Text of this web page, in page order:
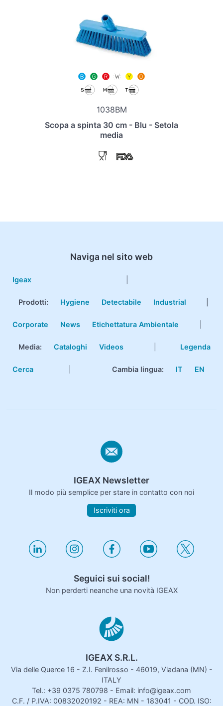
1038BM
Scopa a spinta 30 cm - Blu - Setola
media
Naviga nel sito web
Igeax
Prodotti: Hygiene Detectabile Industrial
Corporate News Etichettatura Ambientale
Media: Cataloghi Videos Legenda
Cerca Cambia lingua: IT EN
IGEAX Newsletter
Il modo più semplice per stare in contatto con noi
Iscriviti ora
Seguici sui social!
Non perderti neanche una novità IGEAX
IGEAX S.R.L.
Via delle Querce 16 - Z.I. Fenilrosso - 46019, Viadana (MN) -
ITALY
Tel.: +39 0375 780798 - Email: info@igeax.com
C.F. / P.IVA: 00832020192 - REA: MN - 183041 - COD. ISO: